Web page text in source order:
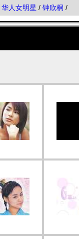
华人女明星 / 钟欣桐 /